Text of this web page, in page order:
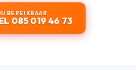
BEREIKBAAR
085 019 46 73